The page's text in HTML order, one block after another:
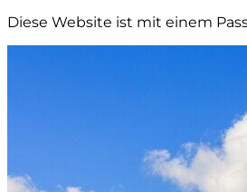
Diese Website ist mit einem